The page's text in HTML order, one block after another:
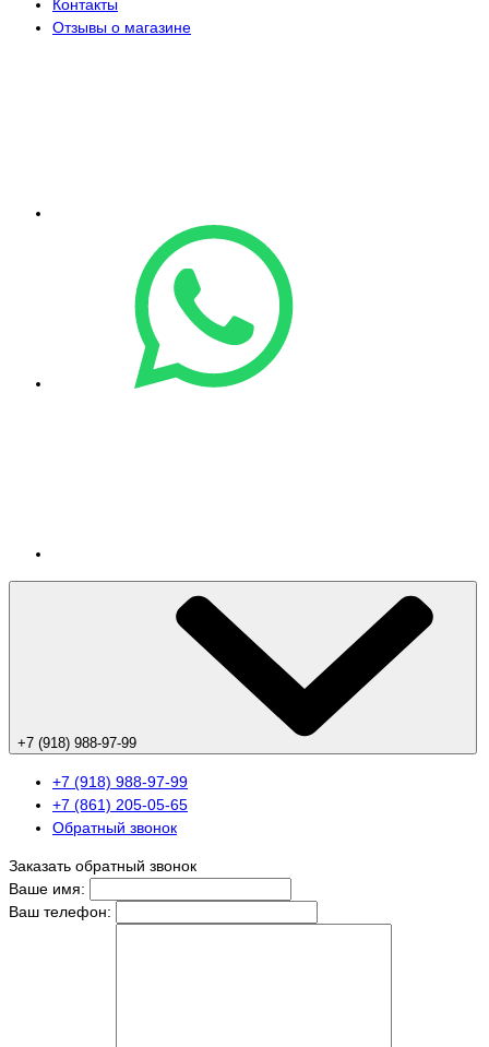
Контакты
Отзывы о магазине
+7 (918) 988-97-99
+7 (918) 988-97-99
+7 (861) 205-05-65
Обратный звонок
Заказать обратный звонок
Ваше имя:
Ваш телефон: